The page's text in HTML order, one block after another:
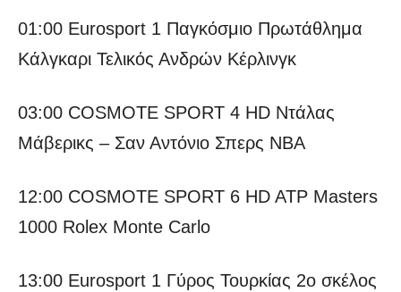
01:00 Eurosport 1 Παγκόσμιο Πρωτάθλημα
Κάλγκαρι Τελικός Ανδρών Κέρλινγκ
03:00 COSMOTE SPORT 4 HD Ντάλας
Μάβερικς – Σαν Αντόνιο Σπερς NBA
12:00 COSMOTE SPORT 6 HD ATP Masters
1000 Rolex Monte Carlo
13:00 Eurosport 1 Γύρος Τουρκίας 2ο σκέλος